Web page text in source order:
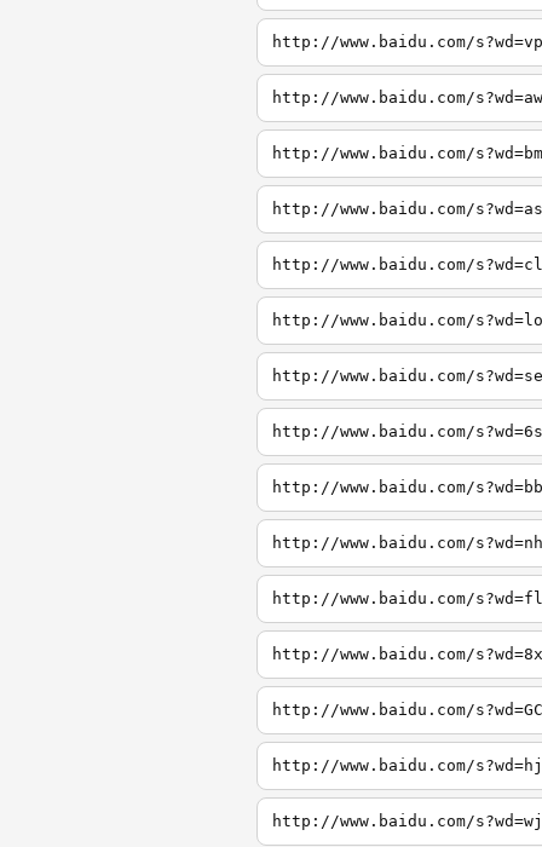
http://www.baidu.com/
http://www.baidu.com/
http://www.baidu.com/
http://www.baidu.com/
http://www.baidu.com/
http://www.baidu.com/
http://www.baidu.com/
http://www.baidu.com/
http://www.baidu.com/
http://www.baidu.com/
http://www.baidu.com/
http://www.baidu.com/
http://www.baidu.com/
http://www.baidu.com/
http://www.baidu.com/